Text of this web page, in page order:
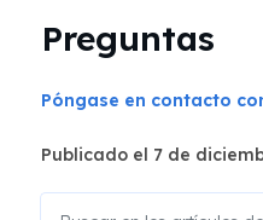
Preguntas
Póngase en contacto
Publicado el 7 de